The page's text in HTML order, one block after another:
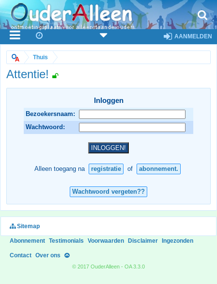
AANMELDEN
Thuis
Attentie!
Inloggen
Bezoekersnaam:
Wachtwoord:
Alleen toegang na registratie of abonnement.
Wachtwoord vergeten??
Sitemap
Abonnement Testimonials Voorwaarden Disclaimer Ingezonden
Contact Over ons
© 2017 OuderAlleen - OA 3.3.0